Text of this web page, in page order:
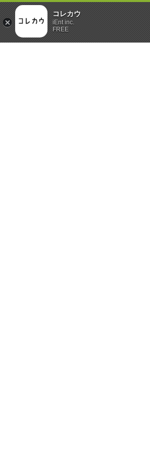
コレカウ
iEnt inc.
FREE